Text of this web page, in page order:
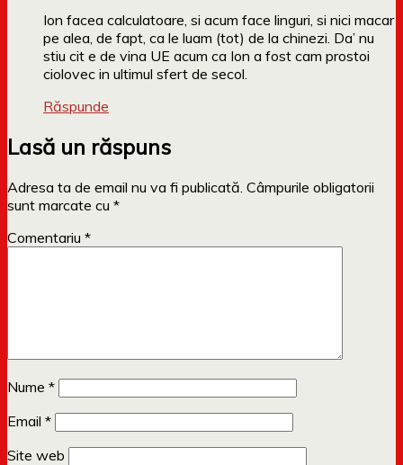
Ion facea calculatoare, si acum face linguri, si nici macar
pe alea, de fapt, ca le luam (tot) de la chinezi. Da’ nu
stiu cit e de vina UE acum ca Ion a fost cam prostoi
ciolovec in ultimul sfert de secol.
Răspunde
Lasă un răspuns
Adresa ta de email nu va fi publicată. Câmpurile obligatorii
sunt marcate cu *
Comentariu *
Nume *
Email *
Site web